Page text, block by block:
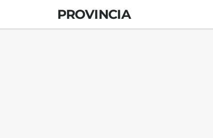
PROVINCIA